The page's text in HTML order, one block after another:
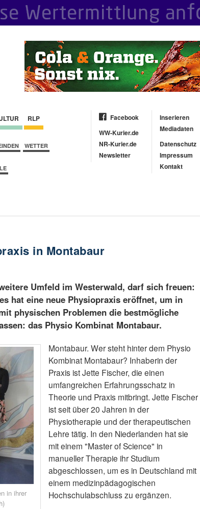
RLP
WETTER
Facebook
WW-Kurier.de
NR-Kurier.de
Newsletter
Inserieren
Mediadaten
Datenschutz
Impressum
Kontakt
in Montabaur
Umfeld im Westerwald, darf sich freuen:
hat eine neue Physiopraxis eröffnet, um in
physischen Problemen die bestmögliche
das Physio Kombinat Montabaur.
in ihrer
Montabaur. Wer steht hinter dem Physio
Kombinat Montabaur? Inhaberin der
Praxis ist Jette Fischer, die einen
umfangreichen Erfahrungsschatz in
Theorie und Praxis mitbringt. Jette Fischer
ist seit über 20 Jahren in der
Physiotherapie und der therapeutischen
Lehre tätig. In den Niederlanden hat sie
mit einem "Master of Science" in
manueller Therapie ihr Studium
abgeschlossen, um es in Deutschland mit
einem medizinpädagogischen
Hochschulabschluss zu ergänzen.